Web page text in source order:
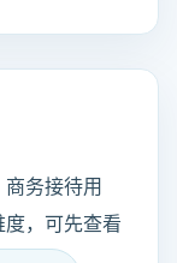
务接待用
，可先查看